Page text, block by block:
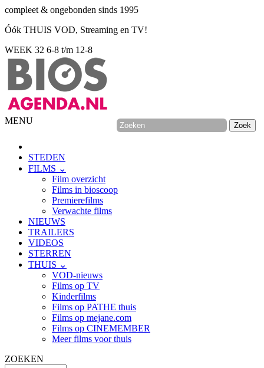
compleet & ongebonden sinds 1995
Óók THUIS VOD, Streaming en TV!
WEEK 32 6-8 t/m 12-8
MENU
STEDEN
FILMS ⌄
Film overzicht
Films in bioscoop
Premierefilms
Verwachte films
NIEUWS
TRAILERS
VIDEOS
STERREN
THUIS ⌄
VOD-nieuws
Films op TV
Kinderfilms
Films op PATHE thuis
Films op mejane.com
Films op CINEMEMBER
Meer films voor thuis
ZOEKEN